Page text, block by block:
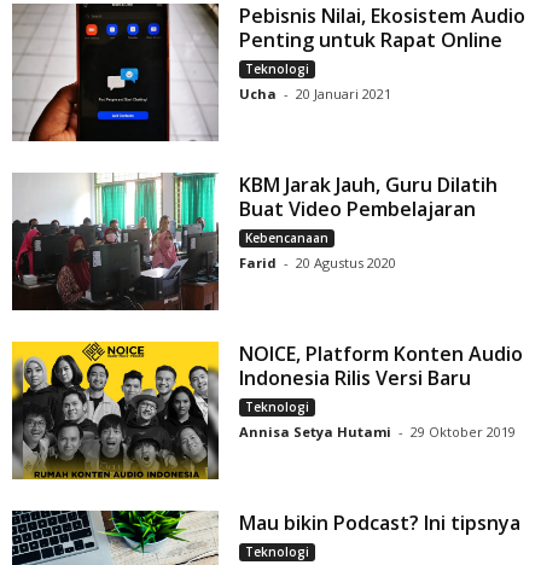
Pebisnis Nilai, Ekosistem Audio
Penting untuk Rapat Online
Teknologi
Ucha - 20 Januari 2021
KBM Jarak Jauh, Guru Dilatih
Buat Video Pembelajaran
Kebencanaan
Farid - 20 Agustus 2020
NOICE, Platform Konten Audio
Indonesia Rilis Versi Baru
Teknologi
Annisa Setya Hutami - 29 Oktober 2019
Mau bikin Podcast? Ini tipsnya
Teknologi